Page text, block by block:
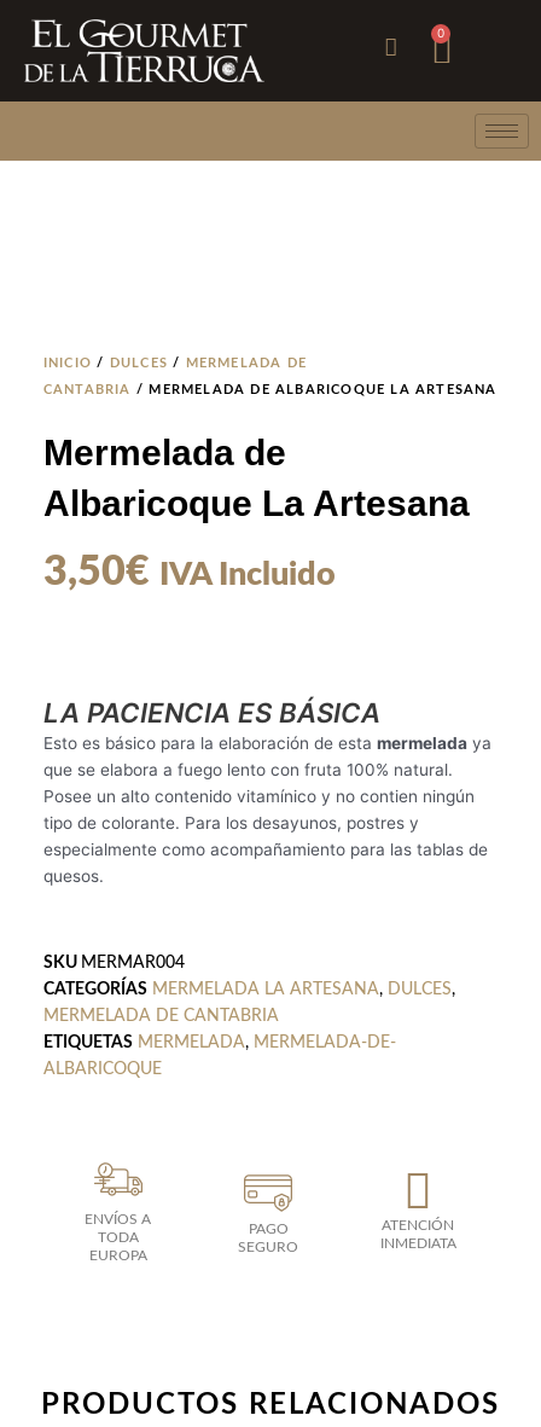
contenido
0
INICIO / DULCES /
MERMELADA DE
CANTABRIA
/ MERMELADA DE ALBARICOQUE LA ARTESANA
Mermelada de
Albaricoque La Artesana
3,50€ IVA Incluido
LA PACIENCIA ES BÁSICA
Esto es básico para la elaboración de esta mermeladaya
que se elabora a fuego lento con fruta 100% natural.
Posee un alto contenido vitamínico y no contien ningún
tipo de colorante. Para los desayunos, postres y
especialmente como acompañamiento para las tablas de
quesos.
SKU MERMAR004
CATEGORÍAS MERMELADA LA ARTESANA, DULCES,
MERMELADA DE CANTABRIA
ETIQUETAS MERMELADA, MERMELADA-DE-
ALBARICOQUE
ENVÍOS A
TODA
EUROPA
PAGO
SEGURO
ATENCIÓN
INMEDIATA
PRODUCTOS RELACIONADOS